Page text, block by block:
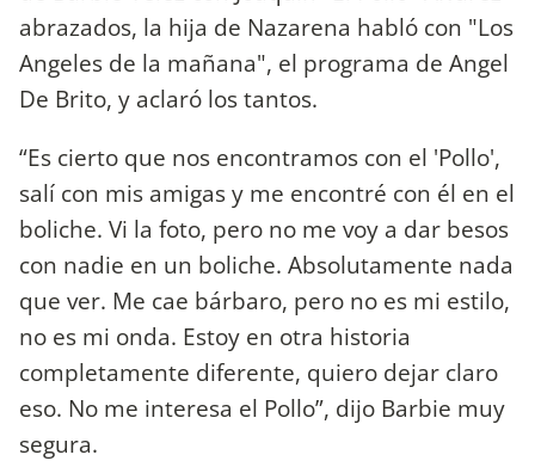
abrazados, la hija de Nazarena habló con "Los
Angeles de la mañana", el programa de Angel
De Brito, y aclaró los tantos.
“Es cierto que nos encontramos con el 'Pollo',
salí con mis amigas y me encontré con él en el
boliche. Vi la foto, pero no me voy a dar besos
con nadie en un boliche. Absolutamente nada
que ver. Me cae bárbaro, pero no es mi estilo,
no es mi onda. Estoy en otra historia
completamente diferente, quiero dejar claro
eso. No me interesa el Pollo”, dijo Barbie muy
segura.